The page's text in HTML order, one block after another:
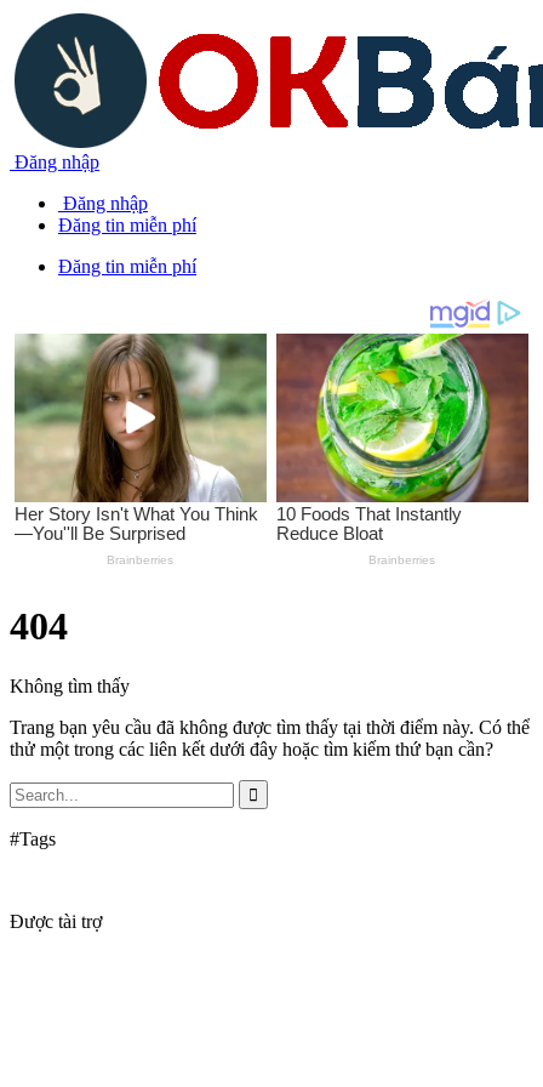
Đăng nhập
Đăng nhập
Đăng tin miễn phí
Đăng tin miễn phí
404
Không tìm thấy
Trang bạn yêu cầu đã không được tìm thấy tại thời điểm này. Có thể
thử một trong các liên kết dưới đây hoặc tìm kiếm thứ bạn cần?
#Tags
Được tài trợ